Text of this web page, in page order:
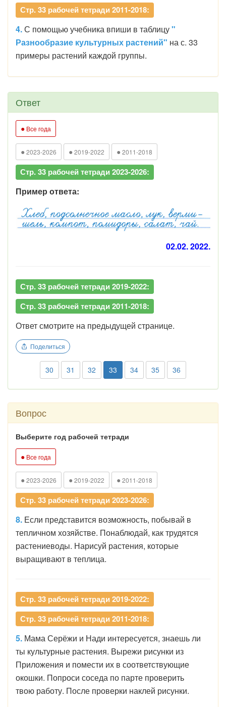
Стр. 33 рабочей тетради 2011-2018:
4.С помощью учебника впиши в таблицу"
Разнообразие культурных растений" на с. 33
примеры растений каждой группы.
Ответ
● Все года
● 2023-2026 ● 2019-2022 ● 2011-2018
Стр. 33 рабочей тетради 2023-2026:
Пример ответа:
02.02. 2022.
Стр. 33 рабочей тетради 2019-2022:
Стр. 33 рабочей тетради 2011-2018:
Ответ смотрите на предыдущей странице.
Поделиться
30 31 32 33 34 35 36
Вопрос
Выберите год рабочей тетради
● Все года
● 2023-2026 ● 2019-2022 ● 2011-2018
Стр. 33 рабочей тетради 2023-2026:
8. Если представится возможность, побывай в
тепличном хозяйстве. Понаблюдай, как трудятся
растениеводы. Нарисуй растения, которые
выращивают в теплица.
Стр. 33 рабочей тетради 2019-2022:
Стр. 33 рабочей тетради 2011-2018:
5. Мама Серёжи и Нади интересуется, знаешь ли
ты культурные растения. Вырежи рисунки из
Приложения и помести их в соответствующие
окошки. Попроси соседа по парте проверить
твою работу. После проверки наклей рисунки.